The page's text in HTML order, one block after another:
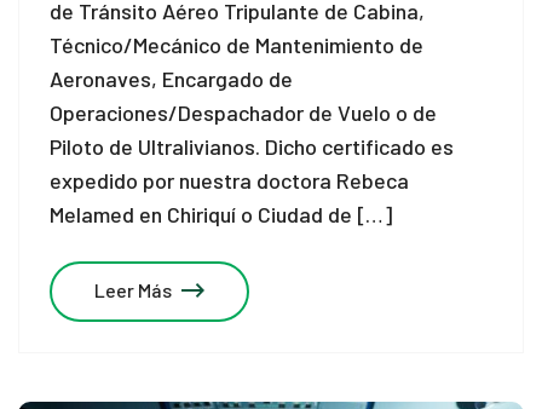
de Tránsito Aéreo Tripulante de Cabina,
Técnico/Mecánico de Mantenimiento de
Aeronaves, Encargado de
Operaciones/Despachador de Vuelo o de
Piloto de Ultralivianos. Dicho certificado es
expedido por nuestra doctora Rebeca
Melamed en Chiriquí o Ciudad de […]
Leer Más